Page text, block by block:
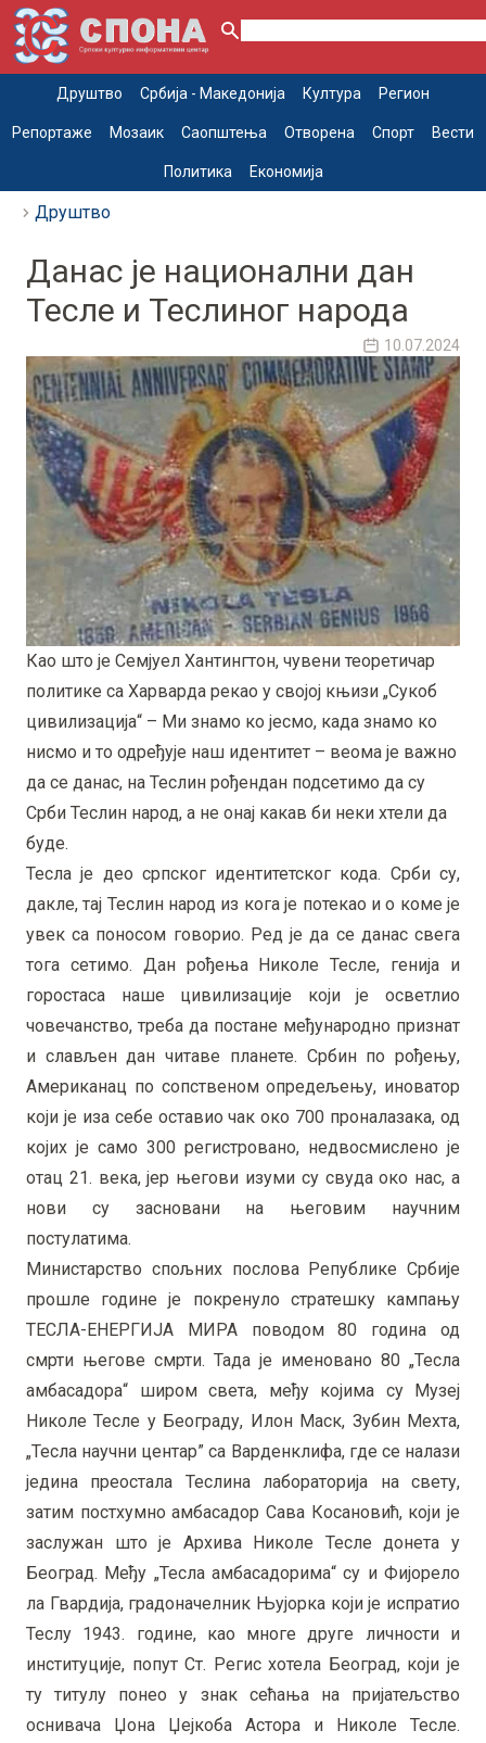
Друштво Србија - Македонија Култура Регион
Репортаже Мозаик Саопштења Отворена Спорт Вести
Политика Економија
Друштво
Данас је национални дан
Тесле и Теслиног народа
10.07.2024
Као што је Семјуел Хантингтон, чувени теоретичар
политике са Харварда рекао у својој књизи „Сукоб
цивилизација“ – Ми знамо ко јесмо, када знамо ко
нисмо и то одређује наш идентитет – веома је важно
да се данас, на Теслин рођендан подсетимо да су
Срби Теслин народ, а не онај какав би неки хтели да
буде.
Тесла је део српског идентитетског кода. Срби су,
дакле, тај Теслин народ из кога је потекао и о коме је
увек са поносом говорио. Ред је да се данас свега
тога сетимо. Дан рођења Николе Тесле, генија и
горостаса наше цивилизације који је осветлио
човечанство, треба да постане међународно признат
и слављен дан читаве планете. Србин по рођењу,
Американац по сопственом опредељењу, иноватор
који је иза себе оставио чак око 700 проналазака, од
којих је само 300 регистровано, недвосмислено је
отац 21. века, јер његови изуми су свуда око нас, а
нови су засновани на његовим научним
постулатима.
Министарство спољних послова Републике Србије
прошле године је покренуло стратешку кампању
ТЕСЛА-ЕНЕРГИЈА МИРА поводом 80 година од
смрти његове смрти. Тада је именовано 80 „Тесла
амбасадора“ широм света, међу којима су Музеј
Николе Тесле у Београду, Илон Маск, Зубин Мехта,
„Тесла научни центар” са Варденклифа, где се налази
једина преостала Теслина лабораторија на свету,
затим постхумно амбасадор Сава Косановић, који је
заслужан што је Архива Николе Тесле донета у
Београд. Међу „Тесла амбасадорима“ су и Фијорело
ла Гвардија, градоначелник Њујорка који је испратио
Теслу 1943. године, као многе друге личности и
институције, попут Ст. Регис хотела Београд, који је
ту титулу понео у знак сећања на пријатељство
оснивача Џона Џејкоба Астора и Николе Тесле.